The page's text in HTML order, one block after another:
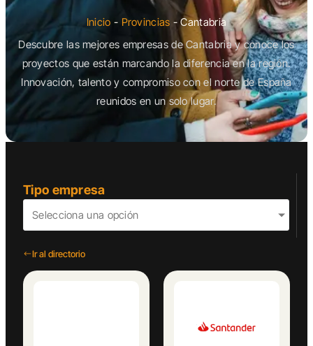
Inicio - Provincias -Cantabria
Descubre las mejores empresas de Cantabria y conoce los
proyectos que están marcando la diferencia en la región.
Innovación, talento y compromiso con el norte de España
reunidos en un solo lugar.
Tipo empresa
Selecciona una opción
Ir al directorio